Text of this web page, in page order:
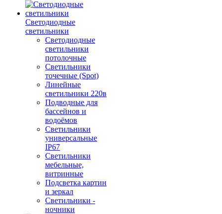
Светодиодные
светильники
Светодиодные
светильники
потолочные
Светильники
точечные (Spot)
Линейные
светильники 220в
Подводные для
бассейнов и
водоёмов
Светильники
универсальные
IP67
Светильники
мебельные,
витринные
Подсветка картин
и зеркал
Светильники -
ночники